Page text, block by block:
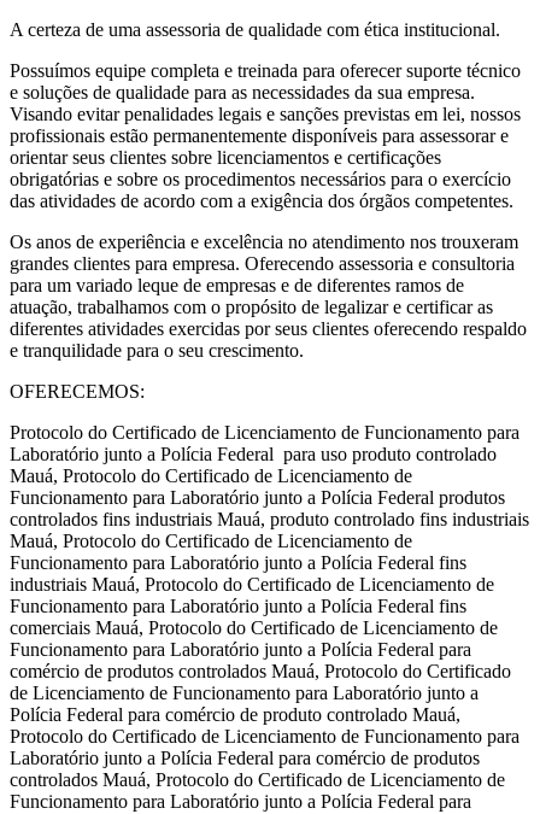
A certeza de uma assessoria de qualidade com ética institucional.
Possuímos equipe completa e treinada para oferecer suporte técnico
e soluções de qualidade para as necessidades da sua empresa.
Visando evitar penalidades legais e sanções previstas em lei, nossos
profissionais estão permanentemente disponíveis para assessorar e
orientar seus clientes sobre licenciamentos e certificações
obrigatórias e sobre os procedimentos necessários para o exercício
das atividades de acordo com a exigência dos órgãos competentes.
Os anos de experiência e excelência no atendimento nos trouxeram
grandes clientes para empresa. Oferecendo assessoria e consultoria
para um variado leque de empresas e de diferentes ramos de
atuação, trabalhamos com o propósito de legalizar e certificar as
diferentes atividades exercidas por seus clientes oferecendo respaldo
e tranquilidade para o seu crescimento.
OFERECEMOS:
Protocolo do Certificado de Licenciamento de Funcionamento para
Laboratório junto a Polícia Federal para uso produto controlado
Mauá, Protocolo do Certificado de Licenciamento de
Funcionamento para Laboratório junto a Polícia Federal produtos
controlados fins industriais Mauá, produto controlado fins industriais
Mauá, Protocolo do Certificado de Licenciamento de
Funcionamento para Laboratório junto a Polícia Federal fins
industriais Mauá, Protocolo do Certificado de Licenciamento de
Funcionamento para Laboratório junto a Polícia Federal fins
comerciais Mauá, Protocolo do Certificado de Licenciamento de
Funcionamento para Laboratório junto a Polícia Federal para
comércio de produtos controlados Mauá, Protocolo do Certificado
de Licenciamento de Funcionamento para Laboratório junto a
Polícia Federal para comércio de produto controlado Mauá,
Protocolo do Certificado de Licenciamento de Funcionamento para
Laboratório junto a Polícia Federal para comércio de produtos
controlados Mauá, Protocolo do Certificado de Licenciamento de
Funcionamento para Laboratório junto a Polícia Federal para